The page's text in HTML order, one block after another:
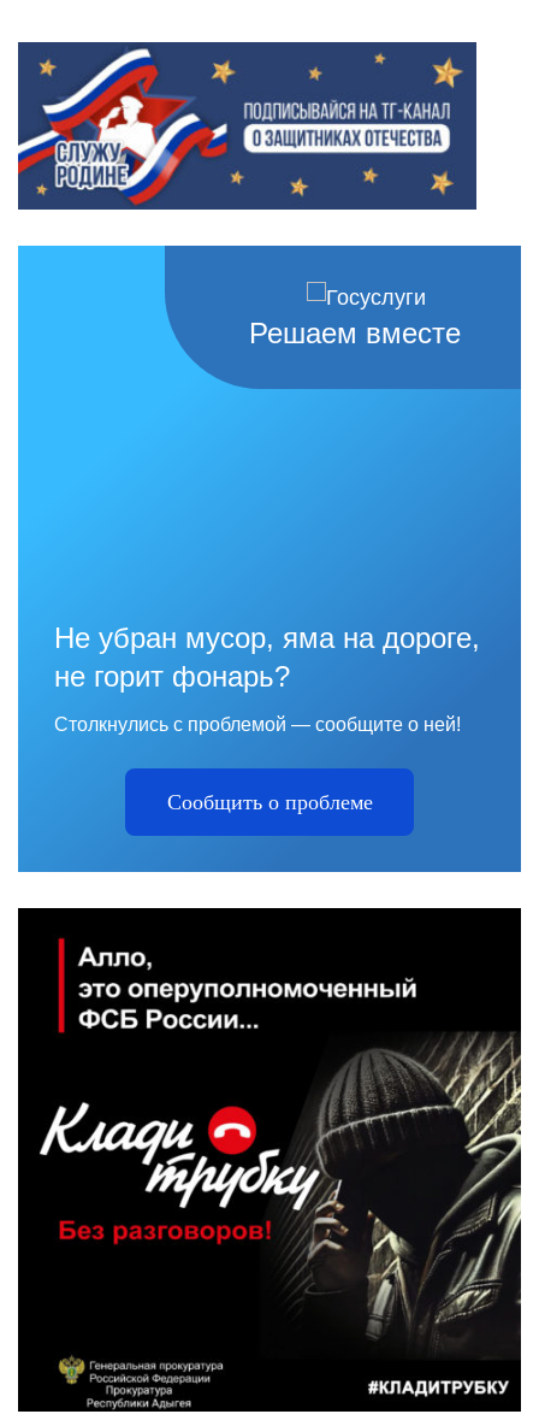
Решаем вместе
Не убран мусор, яма на дороге,
не горит фонарь?
Столкнулись с проблемой — сообщите о ней!
Сообщить о проблеме